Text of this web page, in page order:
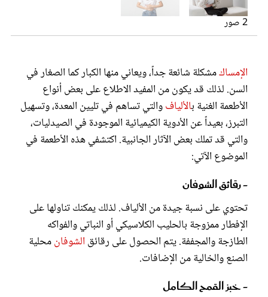
2 صور
الإمساكمشكلة شائعة جداً، ويعاني منها الكبار كما الصغار في
السن. لذلك قد يكون من المفيد الاطلاع على بعض أنواع
الأطعمة الغنية بالأليافوالتي تساهم في تليين المعدة، وتسهيل
التبرز، بعيداً عن الأدوية الكيميائية الموجودة في الصيدليات،
والتي قد تملك بعض الآثار الجانبية. اكتشفي هذه الأطعمة في
الموضوع الآتي:
- رقائق الشوفان
تحتوي على نسبة جيدة من الألياف. لذلك يمكنك تناولها على
الإفطار ممزوجة بالحليب الكلاسيكي أو النباتي والفواكه
الطازجة والمجففة. يتم الحصول على رقائق الشوفانمحلية
الصنع والخالية من الإضافات.
- خبز القمح الكامل
غلاف رفمي